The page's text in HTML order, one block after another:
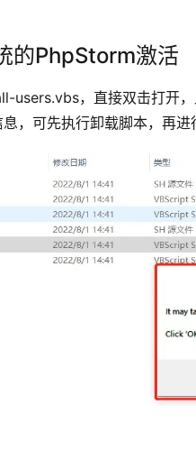
的PhpStorm激活
users.vbs，直接双击打开
，可先执行卸载脚本，再进